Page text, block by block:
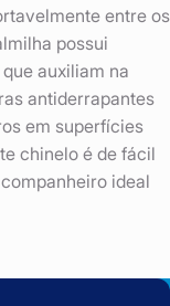
entre os
possui
auxiliam na
antiderrapantes
em superfícies
chinelo é de fácil
ideal